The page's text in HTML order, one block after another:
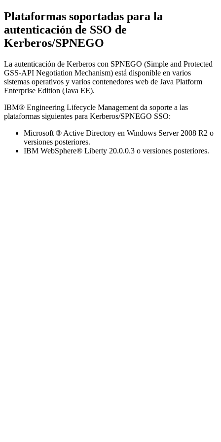
Plataformas soportadas para la
autenticación de SSO de
Kerberos/SPNEGO
La autenticación de Kerberos con SPNEGO (Simple and Protected
GSS-API Negotiation Mechanism) está disponible en varios
sistemas operativos y varios contenedores web de Java Platform
Enterprise Edition (Java EE).
IBM® Engineering Lifecycle Management da soporte a las
plataformas siguientes para Kerberos/SPNEGO SSO:
Microsoft ® Active Directory en Windows Server 2008 R2 o
versiones posteriores.
IBM WebSphere® Liberty 20.0.0.3 o versiones posteriores.